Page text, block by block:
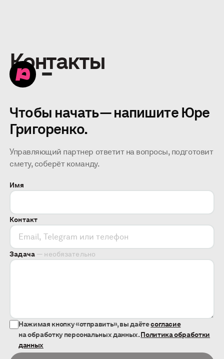
Контакты
Чтобы начать — напишите Юре
Григоренко.
Управляющий партнер ответит на вопросы, подготовит
смету, соберёт команду.
Имя
Контакт
Задача — необязательно
Нажимая кнопку «отправить», вы даётесогласие
на обработку персональных данных. Политика обработки
данных